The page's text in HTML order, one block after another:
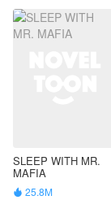
SLEEP WITH MR.
MAFIA
 25.8M